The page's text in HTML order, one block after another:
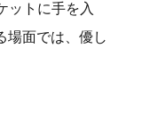
ットに手を入
場面では、優し